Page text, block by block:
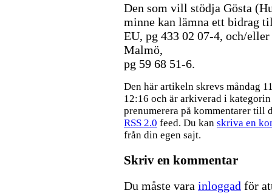
Den som vill stödja Gösta
minne kan lämna ett bidrag
EU, pg 433 02 07-4, och/
Malmö,
pg 59 68 51-6.
Den här artikeln skrevs måndag
12:16 och är arkiverad i kategorin
prenumerera på kommentarer till
RSS 2.0 feed. Du kan skriva en
från din egen sajt.
Skriv en kommentar
Du måste vara inloggad för